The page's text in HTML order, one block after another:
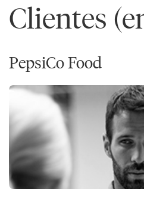
Clientes
PepsiCo Food